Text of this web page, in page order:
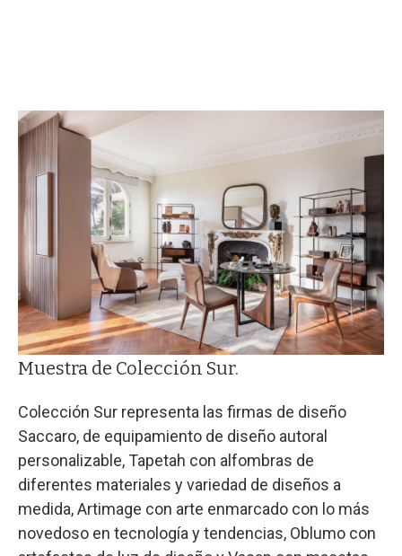
Muestra de Colección Sur.
Colección Sur representa las firmas de diseño
Saccaro, de equipamiento de diseño autoral
personalizable, Tapetah con alfombras de
diferentes materiales y variedad de diseños a
medida, Artimage con arte enmarcado con lo más
novedoso en tecnología y tendencias, Oblumo con